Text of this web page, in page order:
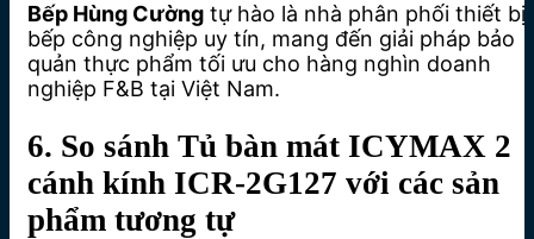
Bếp Hùng Cường tự hào là nhà phân phối thiết bị
bếp công nghiệp uy tín, mang đến giải pháp bảo
quản thực phẩm tối ưu cho hàng nghìn doanh
nghiệp F&B tại Việt Nam.
6. So sánh Tủ bàn mát ICYMAX 2
cánh kính ICR-2G127 với các sản
phẩm tương tự